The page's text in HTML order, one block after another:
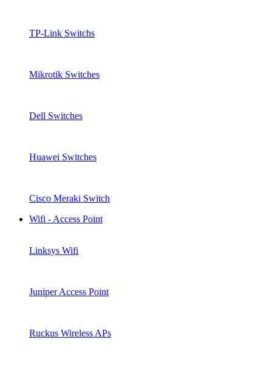
TP-Link Switchs
Mikrotik Switches
Dell Switches
Huawei Switches
Cisco Meraki Switch
Wifi - Access Point
Linksys Wifi
Juniper Access Point
Ruckus Wireless APs